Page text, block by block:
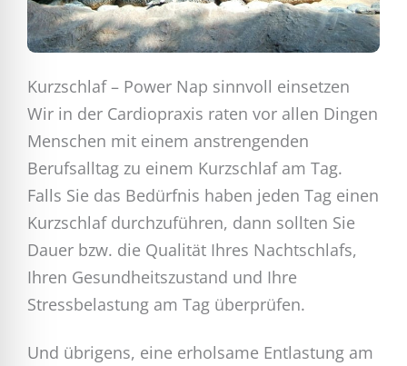
Kurzschlaf – Power Nap sinnvoll einsetzen
Wir in der Cardiopraxis raten vor allen Dingen
Menschen mit einem anstrengenden
Berufsalltag zu einem Kurzschlaf am Tag.
Falls Sie das Bedürfnis haben jeden Tag einen
Kurzschlaf durchzuführen, dann sollten Sie
Dauer bzw. die Qualität Ihres Nachtschlafs,
Ihren Gesundheitszustand und Ihre
Stressbelastung am Tag überprüfen.
Und übrigens, eine erholsame Entlastung am